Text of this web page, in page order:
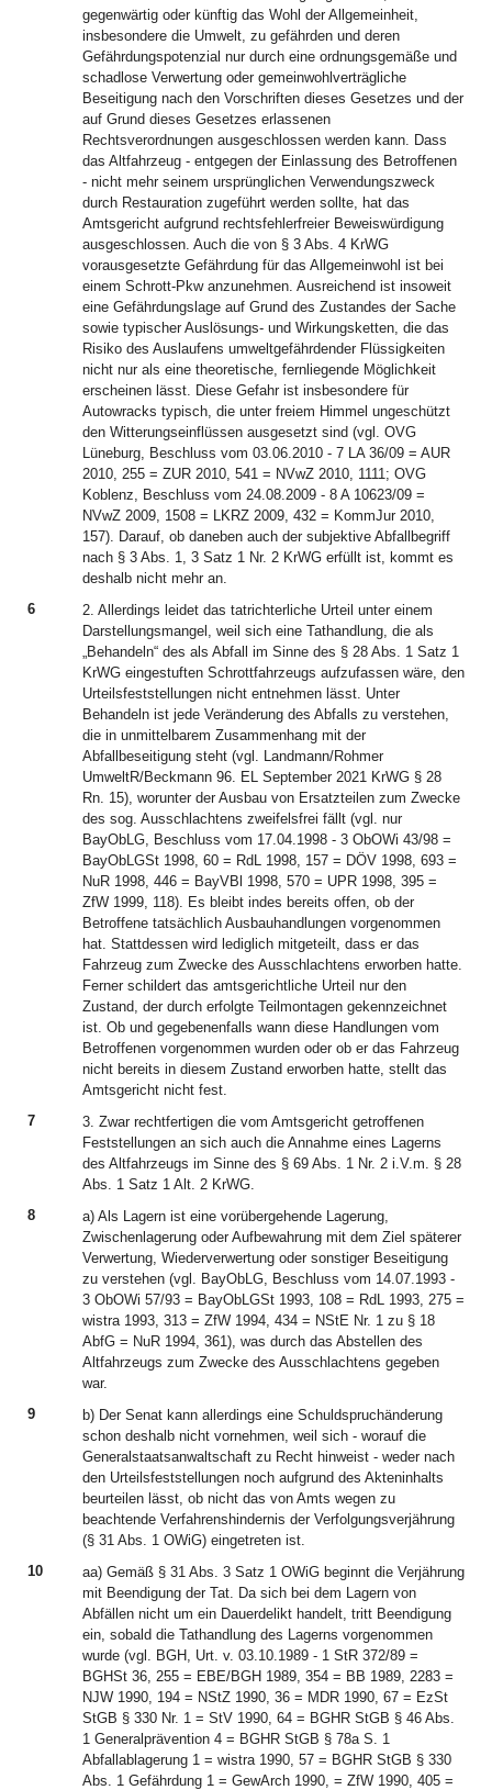
gegenwärtig oder künftig das Wohl der Allgemeinheit,
insbesondere die Umwelt, zu gefährden und deren
Gefährdungspotenzial nur durch eine ordnungsgemäße und
schadlose Verwertung oder gemeinwohlverträgliche
Beseitigung nach den Vorschriften dieses Gesetzes und der
auf Grund dieses Gesetzes erlassenen
Rechtsverordnungen ausgeschlossen werden kann. Dass
das Altfahrzeug - entgegen der Einlassung des Betroffenen
- nicht mehr seinem ursprünglichen Verwendungszweck
durch Restauration zugeführt werden sollte, hat das
Amtsgericht aufgrund rechtsfehlerfreier Beweiswürdigung
ausgeschlossen. Auch die von § 3 Abs. 4 KrWG
vorausgesetzte Gefährdung für das Allgemeinwohl ist bei
einem Schrott-Pkw anzunehmen. Ausreichend ist insoweit
eine Gefährdungslage auf Grund des Zustandes der Sache
sowie typischer Auslösungs- und Wirkungsketten, die das
Risiko des Auslaufens umweltgefährdender Flüssigkeiten
nicht nur als eine theoretische, fernliegende Möglichkeit
erscheinen lässt. Diese Gefahr ist insbesondere für
Autowracks typisch, die unter freiem Himmel ungeschützt
den Witterungseinflüssen ausgesetzt sind (vgl. OVG
Lüneburg, Beschluss vom 03.06.2010 - 7 LA 36/09 = AUR
2010, 255 = ZUR 2010, 541 = NVwZ 2010, 1111; OVG
Koblenz, Beschluss vom 24.08.2009 - 8 A 10623/09 =
NVwZ 2009, 1508 = LKRZ 2009, 432 = KommJur 2010,
157). Darauf, ob daneben auch der subjektive Abfallbegriff
nach § 3 Abs. 1, 3 Satz 1 Nr. 2 KrWG erfüllt ist, kommt es
deshalb nicht mehr an.
6
2. Allerdings leidet das tatrichterliche Urteil unter einem
Darstellungsmangel, weil sich eine Tathandlung, die als
„Behandeln“ des als Abfall im Sinne des § 28 Abs. 1 Satz 1
KrWG eingestuften Schrottfahrzeugs aufzufassen wäre, den
Urteilsfeststellungen nicht entnehmen lässt. Unter
Behandeln ist jede Veränderung des Abfalls zu verstehen,
die in unmittelbarem Zusammenhang mit der
Abfallbeseitigung steht (vgl. Landmann/Rohmer
UmweltR/Beckmann 96. EL September 2021 KrWG § 28
Rn. 15), worunter der Ausbau von Ersatzteilen zum Zwecke
des sog. Ausschlachtens zweifelsfrei fällt (vgl. nur
BayObLG, Beschluss vom 17.04.1998 - 3 ObOWi 43/98 =
BayObLGSt 1998, 60 = RdL 1998, 157 = DÖV 1998, 693 =
NuR 1998, 446 = BayVBl 1998, 570 = UPR 1998, 395 =
ZfW 1999, 118). Es bleibt indes bereits offen, ob der
Betroffene tatsächlich Ausbauhandlungen vorgenommen
hat. Stattdessen wird lediglich mitgeteilt, dass er das
Fahrzeug zum Zwecke des Ausschlachtens erworben hatte.
Ferner schildert das amtsgerichtliche Urteil nur den
Zustand, der durch erfolgte Teilmontagen gekennzeichnet
ist. Ob und gegebenenfalls wann diese Handlungen vom
Betroffenen vorgenommen wurden oder ob er das Fahrzeug
nicht bereits in diesem Zustand erworben hatte, stellt das
Amtsgericht nicht fest.
7
3. Zwar rechtfertigen die vom Amtsgericht getroffenen
Feststellungen an sich auch die Annahme eines Lagerns
des Altfahrzeugs im Sinne des § 69 Abs. 1 Nr. 2 i.V.m. § 28
Abs. 1 Satz 1 Alt. 2 KrWG.
8
a) Als Lagern ist eine vorübergehende Lagerung,
Zwischenlagerung oder Aufbewahrung mit dem Ziel späterer
Verwertung, Wiederverwertung oder sonstiger Beseitigung
zu verstehen (vgl. BayObLG, Beschluss vom 14.07.1993 -
3 ObOWi 57/93 = BayObLGSt 1993, 108 = RdL 1993, 275 =
wistra 1993, 313 = ZfW 1994, 434 = NStE Nr. 1 zu § 18
AbfG = NuR 1994, 361), was durch das Abstellen des
Altfahrzeugs zum Zwecke des Ausschlachtens gegeben
war.
9
b) Der Senat kann allerdings eine Schuldspruchänderung
schon deshalb nicht vornehmen, weil sich - worauf die
Generalstaatsanwaltschaft zu Recht hinweist - weder nach
den Urteilsfeststellungen noch aufgrund des Akteninhalts
beurteilen lässt, ob nicht das von Amts wegen zu
beachtende Verfahrenshindernis der Verfolgungsverjährung
(§ 31 Abs. 1 OWiG) eingetreten ist.
10
aa) Gemäß § 31 Abs. 3 Satz 1 OWiG beginnt die Verjährung
mit Beendigung der Tat. Da sich bei dem Lagern von
Abfällen nicht um ein Dauerdelikt handelt, tritt Beendigung
ein, sobald die Tathandlung des Lagerns vorgenommen
wurde (vgl. BGH, Urt. v. 03.10.1989 - 1 StR 372/89 =
BGHSt 36, 255 = EBE/BGH 1989, 354 = BB 1989, 2283 =
NJW 1990, 194 = NStZ 1990, 36 = MDR 1990, 67 = EzSt
StGB § 330 Nr. 1 = StV 1990, 64 = BGHR StGB § 46 Abs.
1 Generalprävention 4 = BGHR StGB § 78a S. 1
Abfallablagerung 1 = wistra 1990, 57 = BGHR StGB § 330
Abs. 1 Gefährdung 1 = GewArch 1990, = ZfW 1990, 405 =